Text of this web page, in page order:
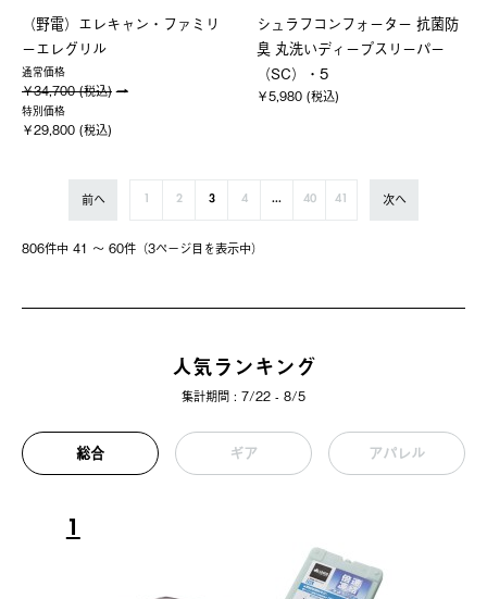
（野電）エレキャン・ファミリ
ーエレグリル
通常価格
￥34,700 (税込)
特別価格
￥29,800 (税込)
シュラフコンフォーター 抗菌防
臭 丸洗いディープスリーパー
（SC）・5
￥5,980 (税込)
806件中 41 〜 60件（3ページ⽬を表⽰中）
前へ 1 2 3 4 ... 40 41 次へ
人気ランキング
集計期間 : 7/22 - 8/5
総合 ギア アパレル
1